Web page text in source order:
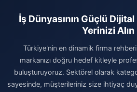
İş Dünyasının Güçlü
Yerinizi Alın
Türkiye'nin en dinamik firma
markanızı doğru hedef kitleyle
buluşturuyoruz. Sektörel olarak
sayesinde, müşterileriniz size ihtiyaç